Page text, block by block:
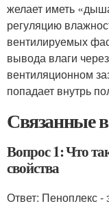
желает иметь
регуляцию
вентилируемых
вывода влаги
вентиляционном
попадает внутрь
Связанные
Вопрос 1: Что
свойства
Ответ: Пеноплекс -